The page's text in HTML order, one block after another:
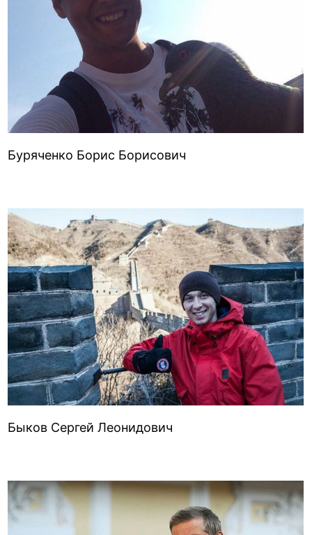
Буряченко Борис Борисович
Быков Сергей Леонидович